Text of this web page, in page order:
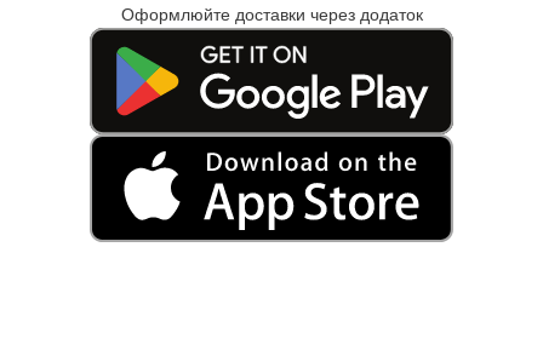
Оформлюйте доставки через додаток